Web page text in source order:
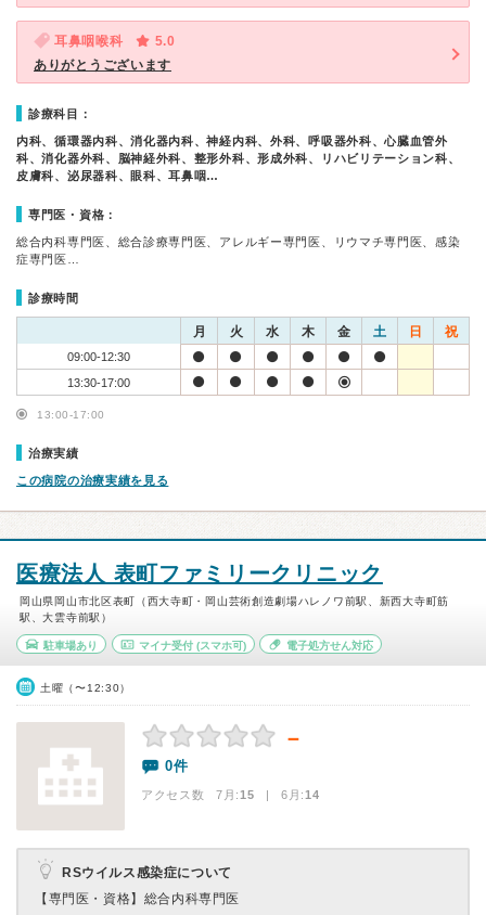
耳鼻咽喉科
5.0
ありがとうございます
診療科目：
内科、循環器内科、消化器内科、神経内科、外科、呼吸器外科、心臓血管外
科、消化器外科、脳神経外科、整形外科、形成外科、リハビリテーション科、
皮膚科、泌尿器科、眼科、耳鼻咽…
専門医・資格：
総合内科専門医、総合診療専門医、アレルギー専門医、リウマチ専門医、感染
症専門医…
診療時間
月 火 水 木 金 土 日 祝
09:00-12:30
13:30-17:00
13:00-17:00
治療実績
この病院の治療実績を見る
医療法人 表町ファミリークリニック
岡山県岡山市北区表町（西大寺町・岡山芸術創造劇場ハレノワ前駅、新西大寺町筋
駅、大雲寺前駅）
駐車場あり マイナ受付(スマホ可) 電子処方せん対応
土曜（〜12:30）
－
0件
アクセス数 7月:15 | 6月:14
RSウイルス感染症について
【専門医・資格】 総合内科専門医